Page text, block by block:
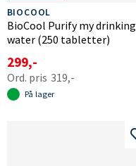
BIOCOOL
BioCool Purify my drinking
water (250 tabletter)
299,-
319,-
På lager